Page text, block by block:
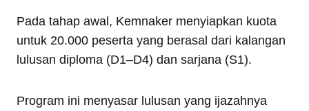
Pada tahap awal, Kemnaker menyiapkan kuota
untuk 20.000 peserta yang berasal dari kalangan
lulusan diploma (D1–D4) dan sarjana (S1).
Program ini menyasar lulusan yang ijazahnya